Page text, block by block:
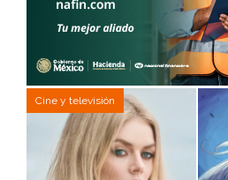
Cine y televisión